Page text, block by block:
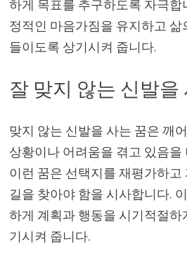
하게 목표를 추구하도록 자극합
정적인 마음가짐을 유지하고
들이도록 상기시켜 줍니다.
잘 맞지 않는 신발을
맞지 않는 신발을 사는 꿈은 깨
상황이나 어려움을 겪고 있음을
이런 꿈은 선택지를 재평가하고
길을 찾아야 함을 시사합니다.
하게 계획과 행동을 시기적절
기시켜 줍니다.